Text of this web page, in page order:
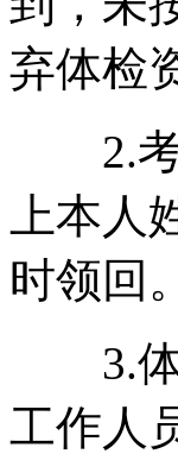
弃体检
2.考
上本
时领回。
3.体
工作人